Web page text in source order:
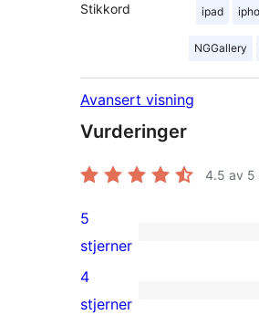
Stikkord ipad
NGGallery
Avansert visning
Vurderinger
4.5 av 5
9
5-
star
5
stjerner
1
4
stjerner